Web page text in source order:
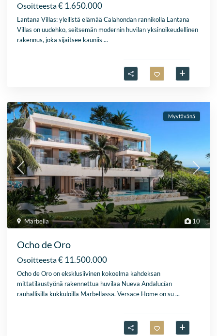
Osoitteesta€ 1.650.000
Lantana Villas: ylellistä elämää Calahondan rannikolla Lantana
Villas on uudehko, seitsemän modernin huvilan yksinoikeudellinen
rakennus, joka sijaitsee kauniis...
10
Marbella
Myytävänä
Ocho de Oro
Osoitteesta€ 11.500.000
Ocho de Oro on eksklusiivinen kokoelma kahdeksan
mittatilaustyönä rakennettua huvilaa Nueva Andalucían
rauhallisilla kukkuloilla Marbellassa. Versace Home on su...